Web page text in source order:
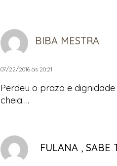
BIBA MESTRA
07/22/2016 às 20:21
Perdeu o prazo e
cheia….
FULANA , SABE